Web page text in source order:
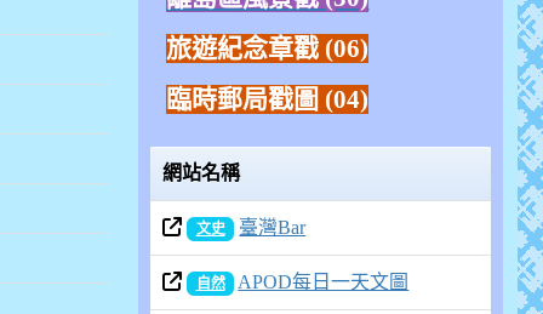
旅遊紀念章戳 (06)
臨時郵局戳圖 (04)
網站名稱
文史 臺灣Bar
自然 APOD每日一天文圖